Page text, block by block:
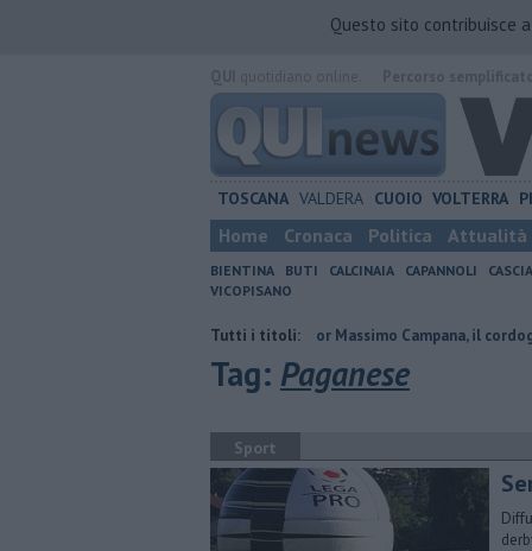
Questo sito contribuisce
TOSCANA VALDERA CUOIO VOLTERRA
Home Cronaca Politica Attualità
BIENTINA BUTI CALCINAIA CAPANNOLI
VICOPISANO
Tutti i titoli:
Addio al dottor Massimo Campana, il cordoglio
Tag: Paganese
Sport